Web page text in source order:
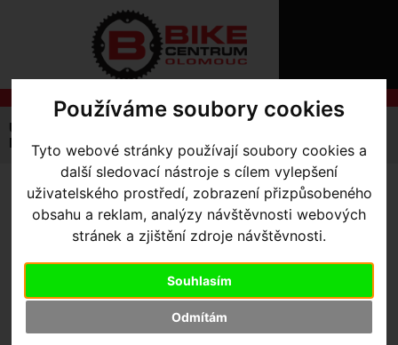
Používáme soubory cookies
Tyto webové stránky používají soubory cookies a
další sledovací nástroje s cílem vylepšení
uživatelského prostředí, zobrazení přizpůsobeného
obsahu a reklam, analýzy návštěvnosti webových
stránek a zjištění zdroje návštěvnosti.
Souhlasím
Odmítám
NÁKUPU
SLUŽBY
ZTRATILI
Úvodní strana
Pánské
Deflect™ H2O Comp Pants
DEFLECT™ H2O COMP
PANTS- Black XX-Large